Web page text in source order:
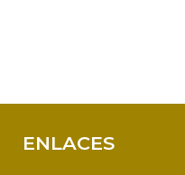
ENLACES